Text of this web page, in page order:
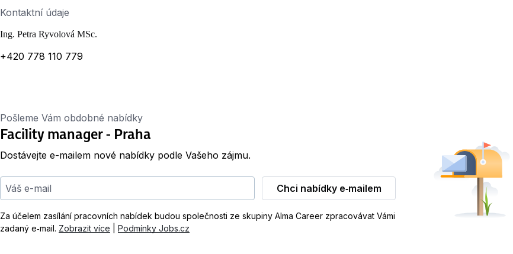
Kontaktní údaje
Ing. Petra Ryvolová MSc.
+420 778 110 779
Pošleme Vám obdobné nabídky
Facility manager - Praha
Dostávejte e-mailem nové nabídky podle Vašeho zájmu.
Váš e-mail
Chci nabídky e‑mailem
Za účelem zasílání pracovních nabídek budou společnosti ze skupiny Alma Career zpracovávat Vámi
zadaný e‑mail. Zobrazit více Podmínky Jobs.cz